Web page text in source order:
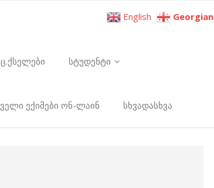
სტუდენტი
ექიმები ონ-ლაინ სხვადასხვა
English Georgian